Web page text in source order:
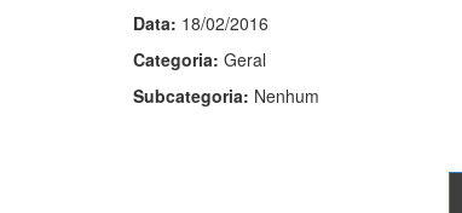
Data: 18/02/2016
Categoria: Geral
Subcategoria: Nenhum